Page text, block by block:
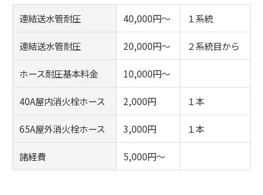
連結送水管耐圧 40,000円～ １系統
連結送水管耐圧 20,000円～ ２系統目から
ホース耐圧基本料金 10,000円～
40A屋内消火栓ホース 2,000円 １本
65A屋外消火栓ホース 3,000円 １本
諸経費 5,000円～